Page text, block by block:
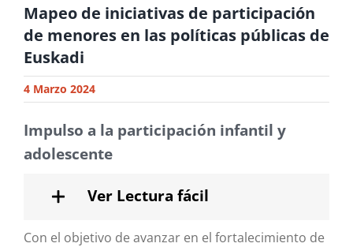
Mapeo de iniciativas de participación
de menores en las políticas públicas de
Euskadi
4 Marzo 2024
Impulso a la participación infantil y
adolescente
Ver Lectura fácil
Con el objetivo de avanzar en el fortalecimiento de